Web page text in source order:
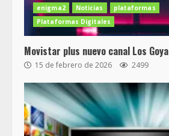
enigma2 Noticias
plataformas
Plataformas Digitales
Movistar plus nuevo canal Los Goya
15 de febrero de 2026 2499